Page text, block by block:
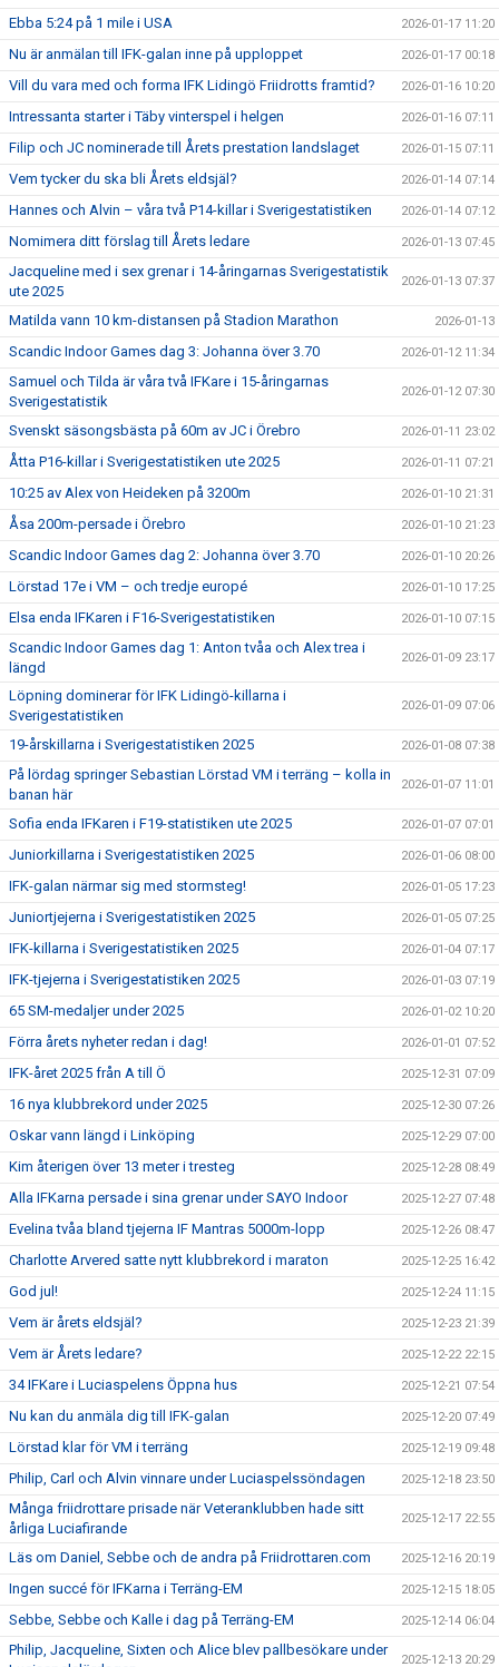
Ebba 5:24 på 1 mile i USA 2026-01-17 11:20
Nu är anmälan till IFK-galan inne på upploppet 2026-01-17 00:18
Vill du vara med och forma IFK Lidingö Friidrotts framtid? 2026-01-16 10:20
Intressanta starter i Täby vinterspel i helgen 2026-01-16 07:11
Filip och JC nominerade till Årets prestation landslaget 2026-01-15 07:11
Vem tycker du ska bli Årets eldsjäl? 2026-01-14 07:14
Hannes och Alvin – våra två P14-killar i Sverigestatistiken 2026-01-14 07:12
Nomimera ditt förslag till Årets ledare 2026-01-13 07:45
Jacqueline med i sex grenar i 14-åringarnas Sverigestatistik
ute 2025
2026-01-13 07:37
Matilda vann 10 km-distansen på Stadion Marathon 2026-01-13
Scandic Indoor Games dag 3: Johanna över 3.70 2026-01-12 11:34
Samuel och Tilda är våra två IFKare i 15-åringarnas
Sverigestatistik
2026-01-12 07:30
Svenskt säsongsbästa på 60m av JC i Örebro 2026-01-11 23:02
Åtta P16-killar i Sverigestatistiken ute 2025 2026-01-11 07:21
10:25 av Alex von Heideken på 3200m 2026-01-10 21:31
Åsa 200m-persade i Örebro 2026-01-10 21:23
Scandic Indoor Games dag 2: Johanna över 3.70 2026-01-10 20:26
Lörstad 17e i VM – och tredje europé 2026-01-10 17:25
Elsa enda IFKaren i F16-Sverigestatistiken 2026-01-10 07:15
Scandic Indoor Games dag 1: Anton tvåa och Alex trea i
längd
2026-01-09 23:17
Löpning dominerar för IFK Lidingö-killarna i
Sverigestatistiken
2026-01-09 07:06
19-årskillarna i Sverigestatistiken 2025 2026-01-08 07:38
På lördag springer Sebastian Lörstad VM i terräng – kolla in
banan här
2026-01-07 11:01
Sofia enda IFKaren i F19-statistiken ute 2025 2026-01-07 07:01
Juniorkillarna i Sverigestatistiken 2025 2026-01-06 08:00
IFK-galan närmar sig med stormsteg! 2026-01-05 17:23
Juniortjejerna i Sverigestatistiken 2025 2026-01-05 07:25
IFK-killarna i Sverigestatistiken 2025 2026-01-04 07:17
IFK-tjejerna i Sverigestatistiken 2025 2026-01-03 07:19
65 SM-medaljer under 2025 2026-01-02 10:20
Förra årets nyheter redan i dag! 2026-01-01 07:52
IFK-året 2025 från A till Ö 2025-12-31 07:09
16 nya klubbrekord under 2025 2025-12-30 07:26
Oskar vann längd i Linköping 2025-12-29 07:00
Kim återigen över 13 meter i tresteg 2025-12-28 08:49
Alla IFKarna persade i sina grenar under SAYO Indoor 2025-12-27 07:48
Evelina tvåa bland tjejerna IF Mantras 5000m-lopp 2025-12-26 08:47
Charlotte Arvered satte nytt klubbrekord i maraton 2025-12-25 16:42
God jul! 2025-12-24 11:15
Vem är årets eldsjäl? 2025-12-23 21:39
Vem är Årets ledare? 2025-12-22 22:15
34 IFKare i Luciaspelens Öppna hus 2025-12-21 07:54
Nu kan du anmäla dig till IFK-galan 2025-12-20 07:49
Lörstad klar för VM i terräng 2025-12-19 09:48
Philip, Carl och Alvin vinnare under Luciaspelssöndagen 2025-12-18 23:50
Många friidrottare prisade när Veteranklubben hade sitt
årliga Luciafirande
2025-12-17 22:55
Läs om Daniel, Sebbe och de andra på Friidrottaren.com 2025-12-16 20:19
Ingen succé för IFKarna i Terräng-EM 2025-12-15 18:05
Sebbe, Sebbe och Kalle i dag på Terräng-EM 2025-12-14 06:04
Philip, Jacqueline, Sixten och Alice blev pallbesökare under
2025-12-13 20:29